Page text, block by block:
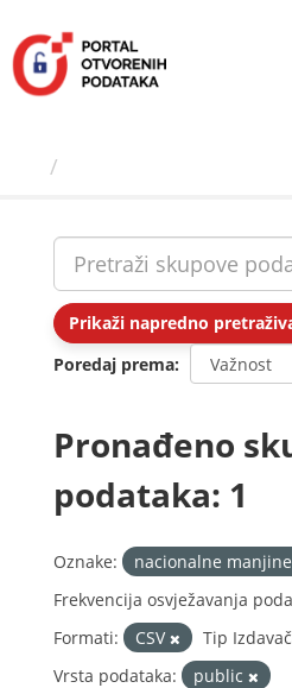
sadržaj
Prikaži napredno
Poredaj prema
Pronađeno
podataka: 1
Oznake: nacionalne manjine
Frekvencija osvježavanja
Formati:
CSV Tip
Vrsta podataka:
public